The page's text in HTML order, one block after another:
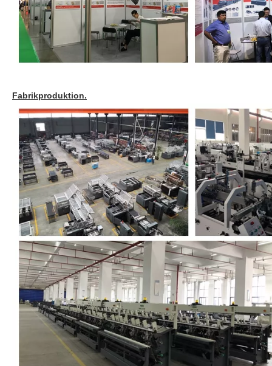
Fabrikproduktion.